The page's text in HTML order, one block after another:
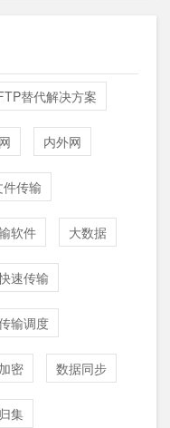
替代解决方案
内外网
传输
软件 大数据
速传输
输调度
密 数据同步
集